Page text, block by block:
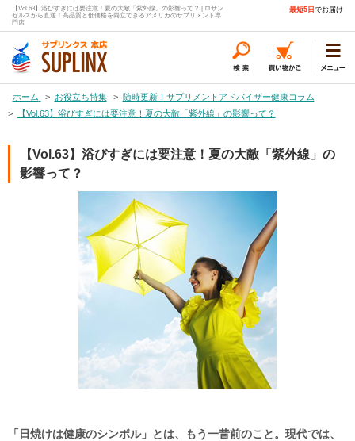
【Vol.63】浴びすぎには要注意！夏の大敵「紫外線」の影響って？ | ロサン
ゼルスから直送！高品質と低価格を両立できるアメリカのサプリメント専
門店
最短5日 でお届け
ホーム > お役立ち特集 > 随時更新！サプリメントアドバイザー健康コラム
>
【Vol.63】浴びすぎには要注意！夏の大敵「紫外線」の影響って？
【Vol.63】浴びすぎには要注意！夏の大敵「紫外線」の
影響って？
「日焼けは健康のシンボル」とは、もう一昔前のこと。現代では、